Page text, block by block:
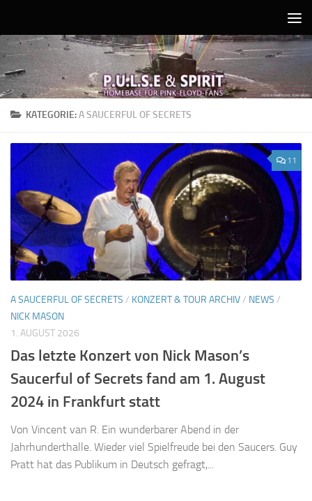
KATEGORIE:A SAUCERFUL OF SECRETS
11
A SAUCERFUL OF SECRETS / KONZERT & TOUR ARCHIV/ NEWS /
NICK MASON
1. AUGUST 2026
Das letzte Konzert von Nick Mason’s
Saucerful of Secrets fand am 1. August
2024 in Frankfurt statt
Von Vincent van R. Ein wunderbarer Abend in der
Jahrhunderthalle. Wieder viel Spielfreude bei den Saucers. Guy
Pratt hat das Publikum in Deutsch gefragt,...